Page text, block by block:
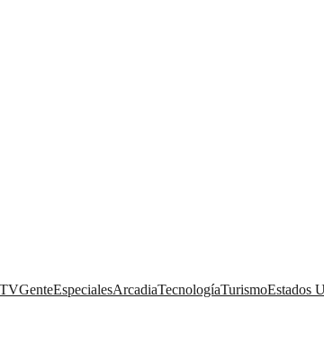
GenteEspecialesArcadiaTecnologíaTurismoEstados